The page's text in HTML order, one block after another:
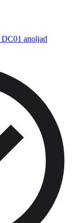
DC01 anoljad